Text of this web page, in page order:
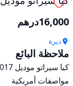
16,000درهم
ديرة
ملاحظة البائع